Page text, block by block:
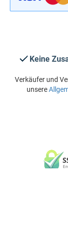
Keine
Verkäufer und
unsere